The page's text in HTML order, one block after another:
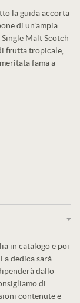
la guida accorta
di un'ampia
Malt Scotch
frutta tropicale,
fama a
in catalogo e poi
dedica sarà
dallo
di
contenute e